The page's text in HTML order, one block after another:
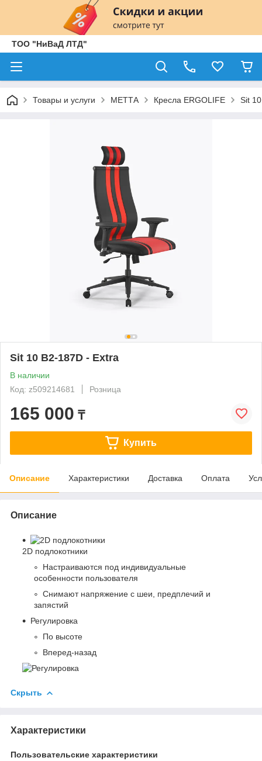
ТОО "НиВаД ЛТД"
Товары и услуги МЕТТА Кресла ERGOLIFE Sit 10
Sit 10 B2-187D - Extra
В наличии
Код: z509214681
Розница
165 000 ₸
Купить
Описание Характеристики Доставка Оплата
Описание
2D подлокотники
Настраиваются под индивидуальные
особенности пользователя
Снимают напряжение с шеи, предплечий и
запястий
Регулировка
По высоте
Вперед-назад
Скрыть
Характеристики
Пользовательские характеристики